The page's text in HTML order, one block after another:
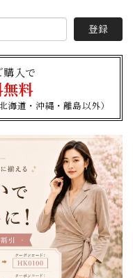
登録
購入で
料
海道・沖縄・離島以外）